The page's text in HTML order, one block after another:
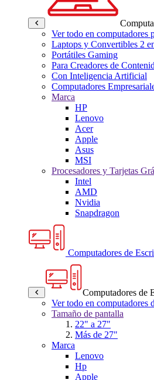
Ver todo en computadores
Laptops y Convertibles 2
Portátiles Gaming
Para Creadores de
Con Inteligencia Artificial
Computadores
Marca
HP
Lenovo
Acer
Apple
Asus
MSI
Procesadores y Tarjetas
Intel
AMD
Nvidia
Snapdragon
Computadores de
Computadores de
Ver todo en computadores
Tamaño de pantalla
22" a 27"
Más de 27"
Marca
Lenovo
Hp
Apple